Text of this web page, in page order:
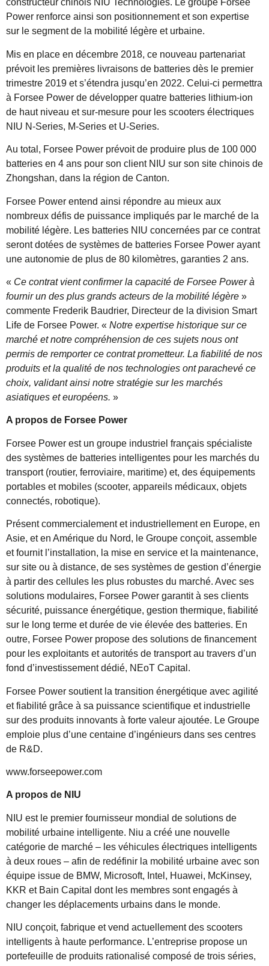
constructeur chinois NIU Technologies. Le groupe Forsee
Power renforce ainsi son positionnement et son expertise
sur le segment de la mobilité légère et urbaine.
Mis en place en décembre 2018, ce nouveau partenariat
prévoit les premières livraisons de batteries dès le premier
trimestre 2019 et s’étendra jusqu’en 2022. Celui-ci permettra
à Forsee Power de développer quatre batteries lithium-ion
de haut niveau et sur-mesure pour les scooters électriques
NIU N-Series, M-Series et U-Series.
Au total, Forsee Power prévoit de produire plus de 100 000
batteries en 4 ans pour son client NIU sur son site chinois de
Zhongshan, dans la région de Canton.
Forsee Power entend ainsi répondre au mieux aux
nombreux défis de puissance impliqués par le marché de la
mobilité légère. Les batteries NIU concernées par ce contrat
seront dotées de systèmes de batteries Forsee Power ayant
une autonomie de plus de 80 kilomètres, garanties 2 ans.
« Ce contrat vient confirmer la capacité de Forsee Power à
fournir un des plus grands acteurs de la mobilité légère »
commente Frederik Baudrier, Directeur de la division Smart
Life de Forsee Power. « Notre expertise historique sur ce
marché et notre compréhension de ces sujets nous ont
permis de remporter ce contrat prometteur. La fiabilité de nos
produits et la qualité de nos technologies ont parachevé ce
choix, validant ainsi notre stratégie sur les marchés
asiatiques et européens. »
A propos de Forsee Power
Forsee Power est un groupe industriel français spécialiste
des systèmes de batteries intelligentes pour les marchés du
transport (routier, ferroviaire, maritime) et, des équipements
portables et mobiles (scooter, appareils médicaux, objets
connectés, robotique).
Présent commercialement et industriellement en Europe, en
Asie, et en Amérique du Nord, le Groupe conçoit, assemble
et fournit l’installation, la mise en service et la maintenance,
sur site ou à distance, de ses systèmes de gestion d’énergie
à partir des cellules les plus robustes du marché. Avec ses
solutions modulaires, Forsee Power garantit à ses clients
sécurité, puissance énergétique, gestion thermique, fiabilité
sur le long terme et durée de vie élevée des batteries. En
outre, Forsee Power propose des solutions de financement
pour les exploitants et autorités de transport au travers d’un
fond d’investissement dédié, NEoT Capital.
Forsee Power soutient la transition énergétique avec agilité
et fiabilité grâce à sa puissance scientifique et industrielle
sur des produits innovants à forte valeur ajoutée. Le Groupe
emploie plus d’une centaine d’ingénieurs dans ses centres
de R&D.
www.forseepower.com
A propos de NIU
NIU est le premier fournisseur mondial de solutions de
mobilité urbaine intelligente. Niu a créé une nouvelle
catégorie de marché – les véhicules électriques intelligents
à deux roues – afin de redéfinir la mobilité urbaine avec son
équipe issue de BMW, Microsoft, Intel, Huawei, McKinsey,
KKR et Bain Capital dont les membres sont engagés à
changer les déplacements urbains dans le monde.
NIU conçoit, fabrique et vend actuellement des scooters
intelligents à haute performance. L’entreprise propose un
portefeuille de produits rationalisé composé de trois séries,